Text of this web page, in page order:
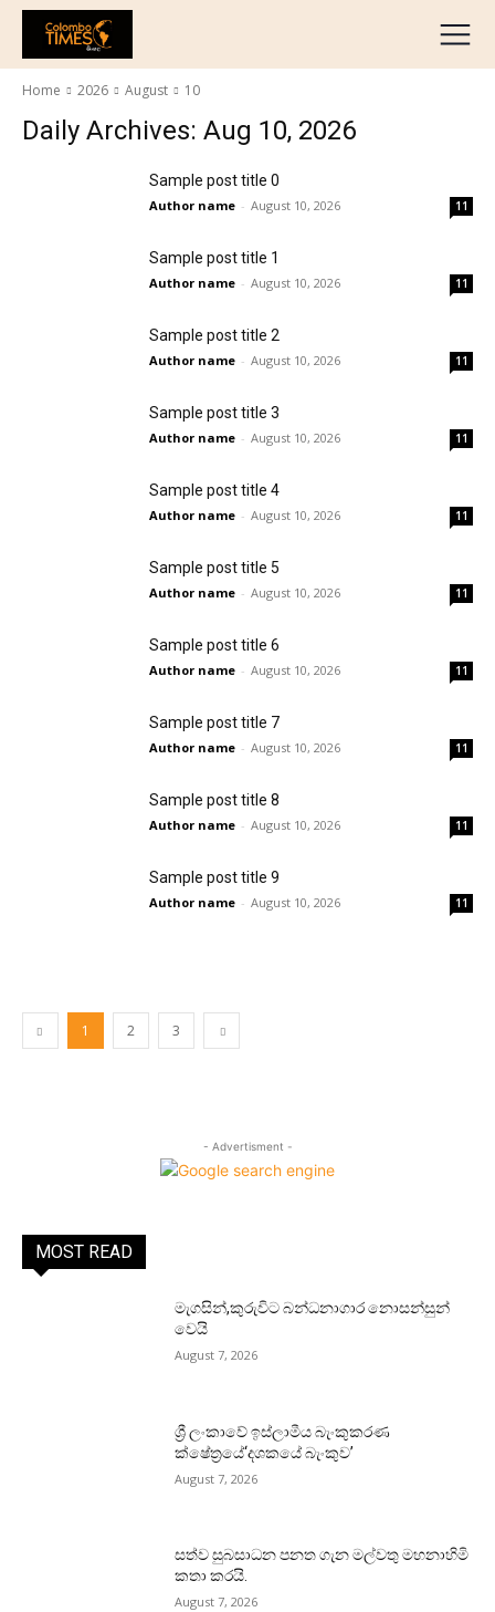
දේශීය
මැද පෙරදිග
ජාත්‍යන්තර
Home 2026 August 10
Daily Archives: Aug 10, 2026
Sample post title 0
Author name - August 10, 2026 11
Sample post title 1
Author name - August 10, 2026 11
Sample post title 2
Author name - August 10, 2026 11
Sample post title 3
Author name - August 10, 2026 11
Sample post title 4
Author name - August 10, 2026 11
Sample post title 5
Author name - August 10, 2026 11
Sample post title 6
Author name - August 10, 2026 11
Sample post title 7
Author name - August 10, 2026 11
Sample post title 8
Author name - August 10, 2026 11
Sample post title 9
Author name - August 10, 2026 11
1 2 3
- Advertisment -
MOST READ
මැගසින්,කුරුවිට බන්ධනාගාර නොසන්සුන්
වෙයි
August 7, 2026
ශ්‍රී ලංකාවේ ඉස්ලාමීය බැංකුකරණ
ක්ෂේත්‍රයේ‘දශකයේ බැංකුව’
August 7, 2026
සත්ව සුබසාධන පනත ගැන මල්වතු මහනාහිමි
කතා කරයි.
August 7, 2026